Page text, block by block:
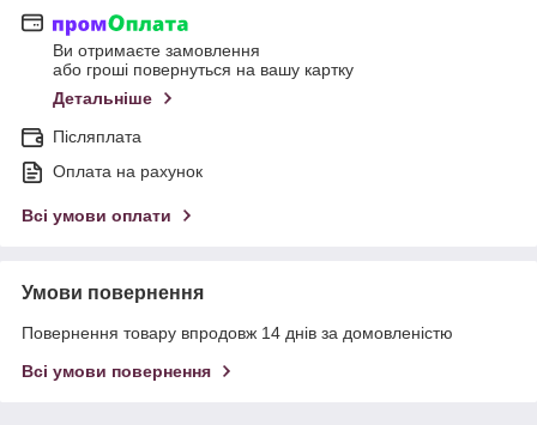
Ви отримаєте замовлення
або гроші повернуться на вашу картку
Детальніше
Післяплата
Оплата на рахунок
Всі умови оплати
Умови повернення
Повернення товару впродовж 14 днів за домовленістю
Всі умови повернення